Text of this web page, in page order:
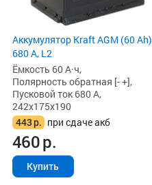
Аккумулятор Kraft AGM (60 Ah)
680 А, L2
Ёмкость 60 А·ч,
Полярность обратная [- +],
Пусковой ток 680 А,
242x175x190
443р. при сдаче акб
460р.
Купить